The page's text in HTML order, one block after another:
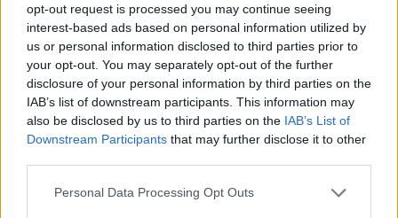
opt-out request is processed you may continue seeing
interest-based ads based on personal information utilized by
us or personal information disclosed to third parties prior to
your opt-out. You may separately opt-out of the further
disclosure of your personal information by third parties on the
IAB’s list of downstream participants. This information may
also be disclosed by us to third parties on the IAB’s List of
Downstream Participants that may further disclose it to other
Personal Data Processing Opt Outs
Újabb népszerű strand húzza le a rolót a vidéki
Magyarországon: erre senki nem számított,
tömegek maradnak hoppon
Veszélyes algaszaporodás miatt az idei strandszezon
hátralévő részére bezárták az arlói Suvadás Liget
Strandot.